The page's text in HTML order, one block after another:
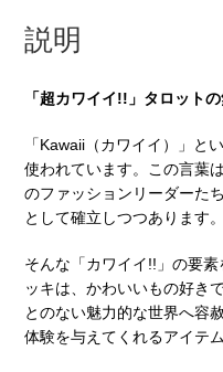
説明
「超カワイイ!!」タロット
「Kawaii（カワイイ）」と
使われています。この言葉
のファッションリーダーた
として確立しつつあります。
そんな「カワイイ!!」の要
ッキは、かわいいもの好き
とのない魅力的な世界へ容
体験を与えてくれるアイテ